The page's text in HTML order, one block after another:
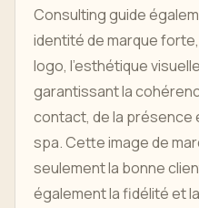
Consulting guide
identité de marque
logo, l'esthétique
garantissant la
contact, de la présence
spa. Cette image de
seulement la bonne
également la fidélité et